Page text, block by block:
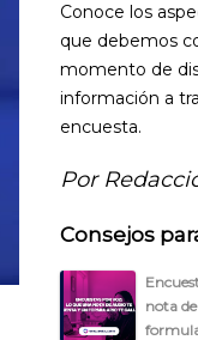
Conoce los
que debemos
momento de
información a
encuesta.
Por
Consejos
nota